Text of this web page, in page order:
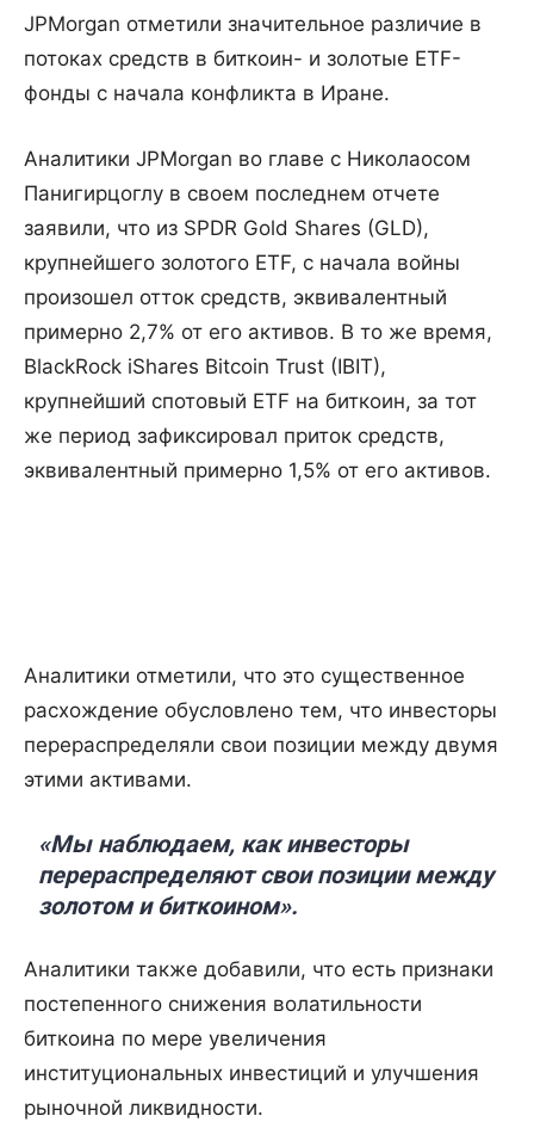
JPMorgan отметили значительное различие в
потоках средств в биткоин- и золотые ETF-
фонды с начала конфликта в Иране.
Аналитики JPMorgan во главе с Николаосом
Панигирцоглу в своем последнем отчете
заявили, что из SPDR Gold Shares (GLD),
крупнейшего золотого ETF, с начала войны
произошел отток средств, эквивалентный
примерно 2,7% от его активов. В то же время,
BlackRock iShares Bitcoin Trust (IBIT),
крупнейший спотовый ETF на биткоин, за тот
же период зафиксировал приток средств,
эквивалентный примерно 1,5% от его активов.
Аналитики отметили, что это существенное
расхождение обусловлено тем, что инвесторы
перераспределяли свои позиции между двумя
этими активами.
«Мы наблюдаем, как инвесторы
перераспределяют свои позиции между
золотом и биткоином».
Аналитики также добавили, что есть признаки
постепенного снижения волатильности
биткоина по мере увеличения
институциональных инвестиций и улучшения
рыночной ликвидности.